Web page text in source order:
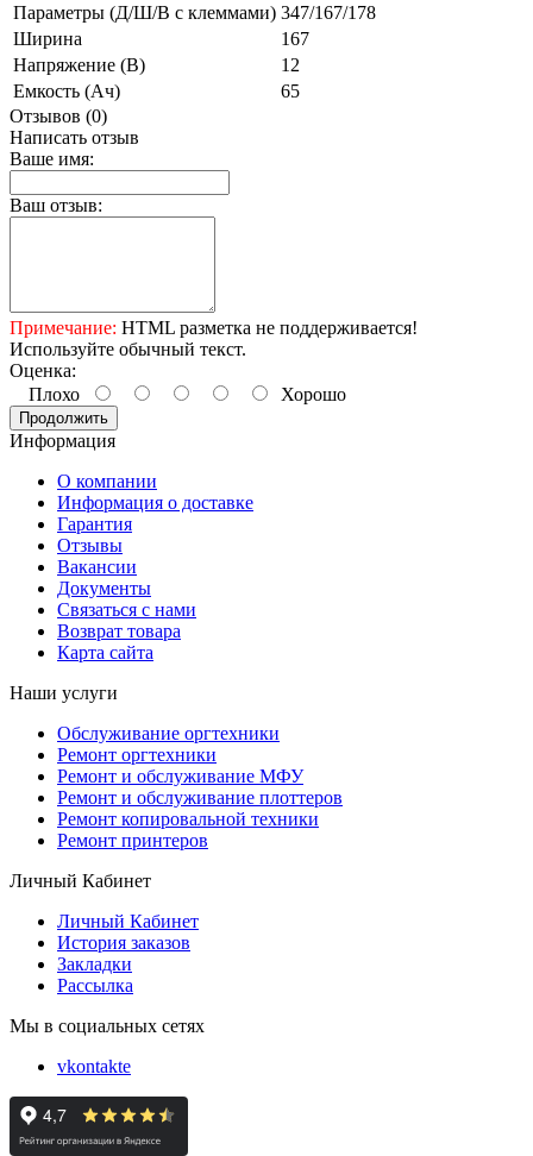
Параметры (Д/Ш/В с клеммами) 347/167/178
Ширина
167
Напряжение (В)
12
Емкость (Ач)
65
Отзывов (0)
Написать отзыв
Ваше имя:
Ваш отзыв:
Примечание: HTML разметка не поддерживается!
Используйте обычный текст.
Оценка:
Плохо
Хорошо
Продолжить
Информация
О компании
Информация о доставке
Гарантия
Отзывы
Вакансии
Документы
Связаться с нами
Возврат товара
Карта сайта
Наши услуги
Обслуживание оргтехники
Ремонт оргтехники
Ремонт и обслуживание МФУ
Ремонт и обслуживание плоттеров
Ремонт копировальной техники
Ремонт принтеров
Личный Кабинет
Личный Кабинет
История заказов
Закладки
Рассылка
Мы в социальных сетях
vkontakte